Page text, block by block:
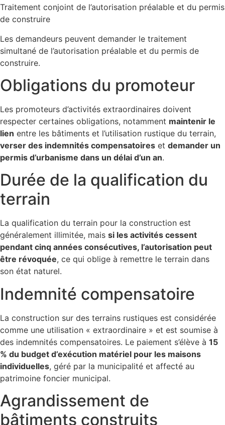
Traitement conjoint de l’autorisation préalable et du permis
de construire
Les demandeurs peuvent demander le traitement
simultané de l’autorisation préalable et du permis de
construire.
Obligations du promoteur
Les promoteurs d’activités extraordinaires doivent
respecter certaines obligations, notamment maintenir le
lien entre les bâtiments et l’utilisation rustique du terrain,
verser des indemnités compensatoires et demander un
permis d’urbanisme dans un délai d’un an.
Durée de la qualification du
terrain
La qualification du terrain pour la construction est
généralement illimitée, mais si les activités cessent
pendant cinq années consécutives, l’autorisation peut
être révoquée, ce qui oblige à remettre le terrain dans
son état naturel.
Indemnité compensatoire
La construction sur des terrains rustiques est considérée
comme une utilisation « extraordinaire » et est soumise à
des indemnités compensatoires. Le paiement s’élève à 15
% du budget d’exécution matériel pour les maisons
individuelles, géré par la municipalité et affecté au
patrimoine foncier municipal.
Agrandissement de
bâtiments construits